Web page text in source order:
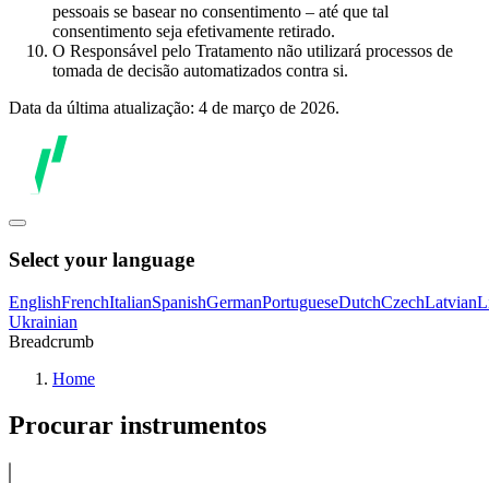
pessoais se basear no consentimento – até que tal
consentimento seja efetivamente retirado.
O Responsável pelo Tratamento não utilizará processos de
tomada de decisão automatizados contra si.
Data da última atualização: 4 de março de 2026.
Select your language
EnglishFrenchItalianSpanishGermanPortugueseDutchCzechLatvian
Ukrainian
Breadcrumb
Home
Procurar instrumentos